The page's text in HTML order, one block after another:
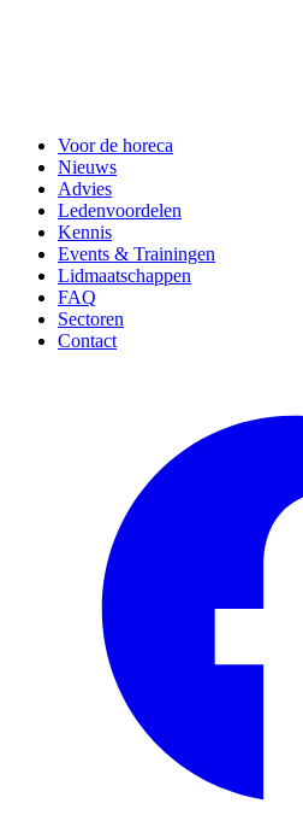
Voor de horeca
Nieuws
Advies
Ledenvoordelen
Kennis
Events & Trainingen
Lidmaatschappen
FAQ
Sectoren
Contact